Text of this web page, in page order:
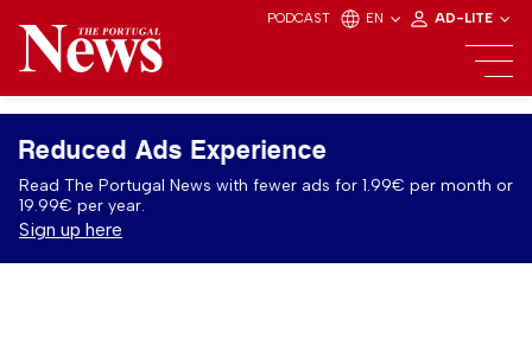
PODCAST EN AD-LITE
Reduced Ads Experience
Read The Portugal News with fewer ads for 1.99€ per month or
19.99€ per year.
Sign up here